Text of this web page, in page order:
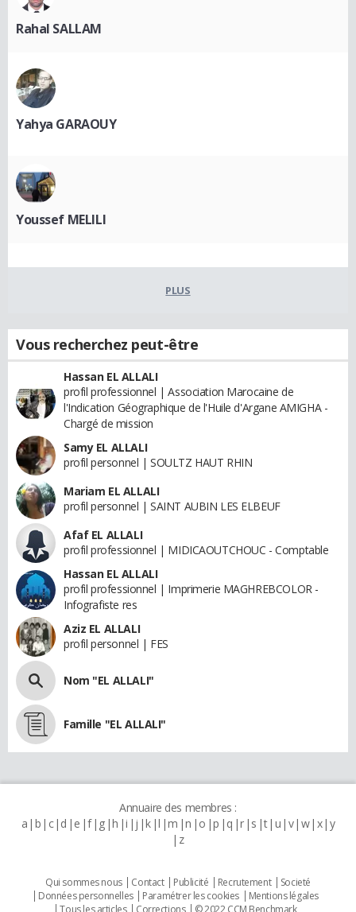
Rahal SALLAM
Yahya GARAOUY
Youssef MELILI
PLUS
Vous recherchez peut-être
Hassan EL ALLALI
profil professionnel | Association Marocaine de
l'Indication Géographique de l'Huile d'Argane AMIGHA -
Chargé de mission
Samy EL ALLALI
profil personnel | SOULTZ HAUT RHIN
Mariam EL ALLALI
profil personnel | SAINT AUBIN LES ELBEUF
Afaf EL ALLALI
profil professionnel | MIDICAOUTCHOUC - Comptable
Hassan EL ALLALI
profil professionnel | Imprimerie MAGHREBCOLOR -
Infografiste res
Aziz EL ALLALI
profil personnel | FES
Nom "EL ALLALI"
Famille "EL ALLALI"
Annuaire des membres :
a b c d e f g h i j k l m n o p q r s t u v w x y
z
Qui sommes nous Contact Publicité Recrutement
Societé
Données personnelles
Paramétrer les cookies
Mentions légales